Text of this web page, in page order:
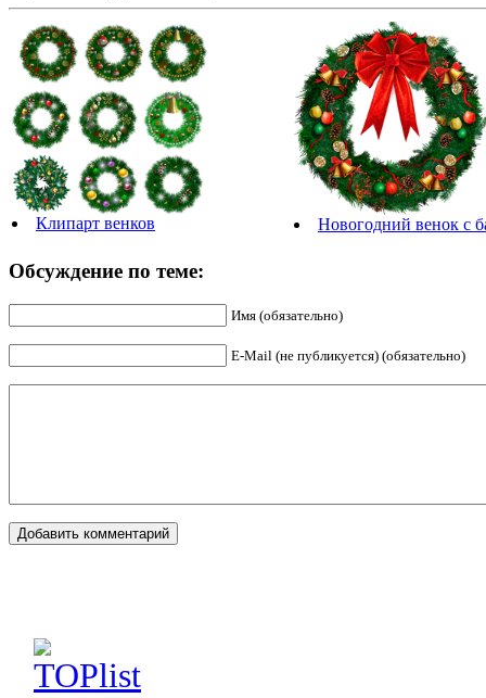
Клипарт венков Новогодний венок с
Обсуждение по теме:
Имя (обязательно)
E-Mail (не публикуется) (обязательно)